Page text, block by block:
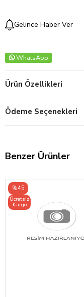
Gelince Haber Ver
WhatsApp
Ürün Özellikleri
Ödeme Seçenekleri
Benzer Ürünler
%45
Ücretsiz
Kargo